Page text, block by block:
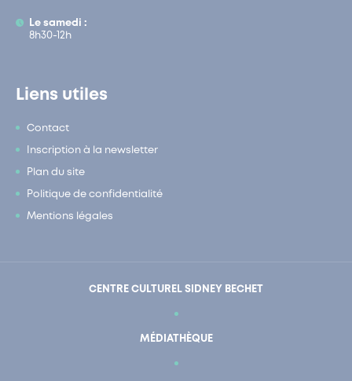
Le samedi :
8h30-12h
Liens utiles
Contact
Inscription à la newsletter
Plan du site
Politique de confidentialité
Mentions légales
CENTRE CULTUREL SIDNEY BECHET
MÉDIATHÈQUE